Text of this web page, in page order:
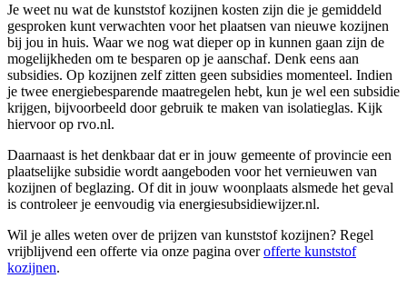
Je weet nu wat de kunststof kozijnen kosten zijn die je gemiddeld
gesproken kunt verwachten voor het plaatsen van nieuwe kozijnen
bij jou in huis. Waar we nog wat dieper op in kunnen gaan zijn de
mogelijkheden om te besparen op je aanschaf. Denk eens aan
subsidies. Op kozijnen zelf zitten geen subsidies momenteel. Indien
je twee energiebesparende maatregelen hebt, kun je wel een subsidie
krijgen, bijvoorbeeld door gebruik te maken van isolatieglas. Kijk
hiervoor op rvo.nl.
Daarnaast is het denkbaar dat er in jouw gemeente of provincie een
plaatselijke subsidie wordt aangeboden voor het vernieuwen van
kozijnen of beglazing. Of dit in jouw woonplaats alsmede het geval
is controleer je eenvoudig via energiesubsidiewijzer.nl.
Wil je alles weten over de prijzen van kunststof kozijnen? Regel
vrijblijvend een offerte via onze pagina overofferte kunststof
kozijnen.